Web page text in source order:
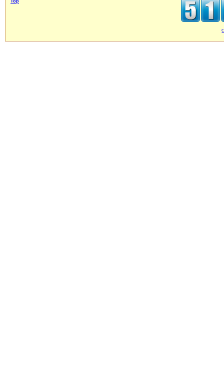
Top